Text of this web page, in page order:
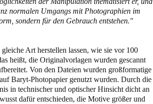
normalen Umgangs mit Photographien im
sondern für den Gebrauch entstehen."
Art herstellen lassen, wie sie vor 100
heißt, die Originalvorlagen wurden gescannt
Von den Dateien wurden großformatige
Baryt-Photopapier genutzt wurden. Durch die
in technischer und optischer Hinsicht dicht an
dafür entschieden, die Motive größer und